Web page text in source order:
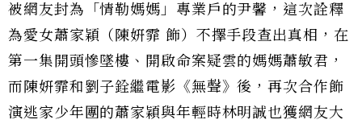
被網友封為「情勒媽媽」專業戶的尹馨，這次詮釋
為愛女蕭家穎（陳姸霏 飾）不擇手段查出真相，在
第一集開頭慘墜樓、開啟命案疑雲的媽媽蕭敏君，
而陳姸霏和劉子銓繼電影《無聲》後，再次合作飾
演逃家少年團的蕭家穎與年輕時林明誠也獲網友大